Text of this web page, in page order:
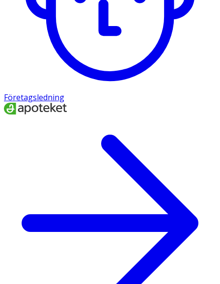
Företagsledning